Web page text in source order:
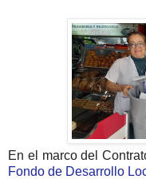
En el marco del
Fondo de Desarrollo